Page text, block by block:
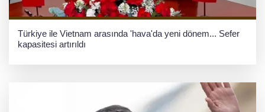
Türkiye ile Vietnam arasında 'hava'da yeni dönem... Sefer
kapasitesi artırıldı